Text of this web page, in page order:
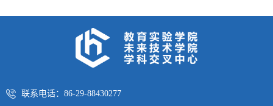
联系电话：86-29-88430277